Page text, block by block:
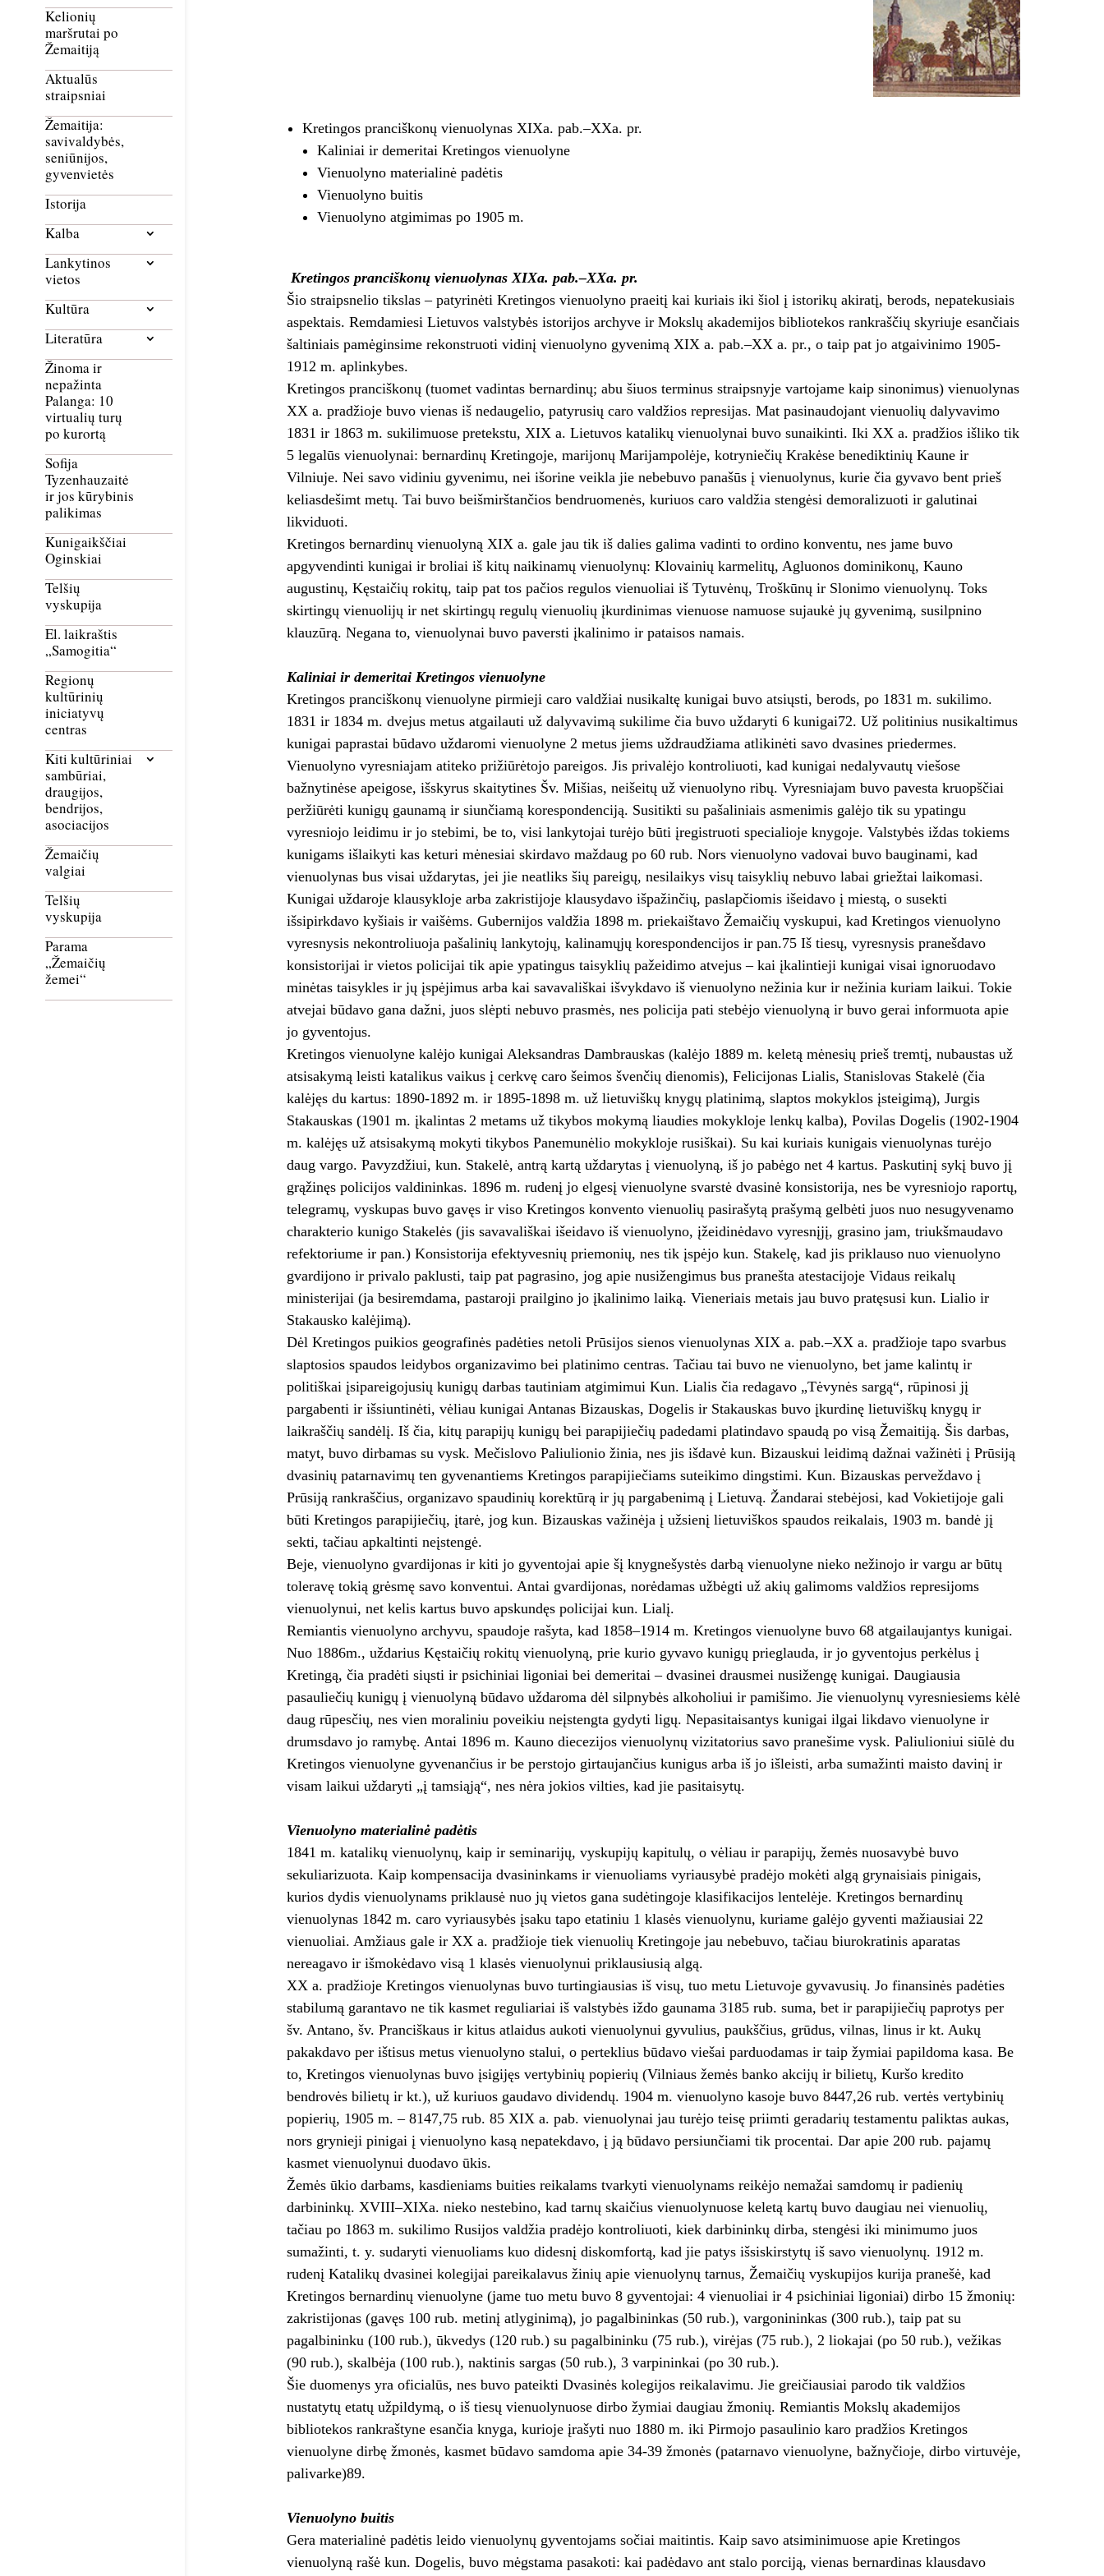
Kelionių
maršrutai po
Žemaitiją
Aktualūs
straipsniai
Žemaitija:
savivaldybės,
seniūnijos,
gyvenvietės
Istorija
Kalba
Lankytinos
vietos
Kultūra
Literatūra
Žinoma ir
nepažinta
Palanga: 10
virtualių turų
po kurortą
Sofija
Tyzenhauzaitė
ir jos kūrybinis
palikimas
Kunigaikščiai
Oginskiai
Telšių
vyskupija
El. laikraštis
„Samogitia“
Regionų
kultūrinių
iniciatyvų
centras
Kiti kultūriniai
sambūriai,
draugijos,
bendrijos,
asociacijos
Žemaičių
valgiai
Telšių
vyskupija
Parama
„Žemaičių
žemei“
Kretingos pranciškonų vienuolynas XIXa. pab.–XXa. pr.
Kaliniai ir demeritai Kretingos vienuolyne
Vienuolyno materialinė padėtis
Vienuolyno buitis
Vienuolyno atgimimas po 1905 m.
Kretingos pranciškonų vienuolynas XIXa. pab.–XXa. pr.
Šio straipsnelio tikslas – patyrinėti Kretingos vienuolyno praeitį kai kuriais iki šiol į istorikų akiratį, berods, nepatekusiais
aspektais. Remdamiesi Lietuvos valstybės istorijos archyve ir Mokslų akademijos bibliotekos rankraščių skyriuje esančiais
šaltiniais pamėginsime rekonstruoti vidinį vienuolyno gyvenimą XIX a. pab.–XX a. pr., o taip pat jo atgaivinimo 1905-
1912 m. aplinkybes.
Kretingos pranciškonų (tuomet vadintas bernardinų; abu šiuos terminus straipsnyje vartojame kaip sinonimus) vienuolynas
XX a. pradžioje buvo vienas iš nedaugelio, patyrusių caro valdžios represijas. Mat pasinaudojant vienuolių dalyvavimo
1831 ir 1863 m. sukilimuose pretekstu, XIX a. Lietuvos katalikų vienuolynai buvo sunaikinti. Iki XX a. pradžios išliko tik
5 legalūs vienuolynai: bernardinų Kretingoje, marijonų Marijampolėje, kotryniečių Krakėse benediktinių Kaune ir
Vilniuje. Nei savo vidiniu gyvenimu, nei išorine veikla jie nebebuvo panašūs į vienuolynus, kurie čia gyvavo bent prieš
keliasdešimt metų. Tai buvo beišmirštančios bendruomenės, kuriuos caro valdžia stengėsi demoralizuoti ir galutinai
likviduoti.
Kretingos bernardinų vienuolyną XIX a. gale jau tik iš dalies galima vadinti to ordino konventu, nes jame buvo
apgyvendinti kunigai ir broliai iš kitų naikinamų vienuolynų: Klovainių karmelitų, Agluonos dominikonų, Kauno
augustinų, Kęstaičių rokitų, taip pat tos pačios regulos vienuoliai iš Tytuvėnų, Troškūnų ir Slonimo vienuolynų. Toks
skirtingų vienuolijų ir net skirtingų regulų vienuolių įkurdinimas vienuose namuose sujaukė jų gyvenimą, susilpnino
klauzūrą. Negana to, vienuolynai buvo paversti įkalinimo ir pataisos namais.
Kaliniai ir demeritai Kretingos vienuolyne
Kretingos pranciškonų vienuolyne pirmieji caro valdžiai nusikaltę kunigai buvo atsiųsti, berods, po 1831 m. sukilimo.
1831 ir 1834 m. dvejus metus atgailauti už dalyvavimą sukilime čia buvo uždaryti 6 kunigai72. Už politinius nusikaltimus
kunigai paprastai būdavo uždaromi vienuolyne 2 metus jiems uždraudžiama atlikinėti savo dvasines priedermes.
Vienuolyno vyresniajam atiteko prižiūrėtojo pareigos. Jis privalėjo kontroliuoti, kad kunigai nedalyvautų viešose
bažnytinėse apeigose, išskyrus skaitytines Šv. Mišias, neišeitų už vienuolyno ribų. Vyresniajam buvo pavesta kruopščiai
peržiūrėti kunigų gaunamą ir siunčiamą korespondenciją. Susitikti su pašaliniais asmenimis galėjo tik su ypatingu
vyresniojo leidimu ir jo stebimi, be to, visi lankytojai turėjo būti įregistruoti specialioje knygoje. Valstybės iždas tokiems
kunigams išlaikyti kas keturi mėnesiai skirdavo maždaug po 60 rub. Nors vienuolyno vadovai buvo bauginami, kad
vienuolynas bus visai uždarytas, jei jie neatliks šių pareigų, nesilaikys visų taisyklių nebuvo labai griežtai laikomasi.
Kunigai uždaroje klausykloje arba zakristijoje klausydavo išpažinčių, paslapčiomis išeidavo į miestą, o susekti
išsipirkdavo kyšiais ir vaišėms. Gubernijos valdžia 1898 m. priekaištavo Žemaičių vyskupui, kad Kretingos vienuolyno
vyresnysis nekontroliuoja pašalinių lankytojų, kalinamųjų korespondencijos ir pan.75 Iš tiesų, vyresnysis pranešdavo
konsistorijai ir vietos policijai tik apie ypatingus taisyklių pažeidimo atvejus – kai įkalintieji kunigai visai ignoruodavo
minėtas taisykles ir jų įspėjimus arba kai savavališkai išvykdavo iš vienuolyno nežinia kur ir nežinia kuriam laikui. Tokie
atvejai būdavo gana dažni, juos slėpti nebuvo prasmės, nes policija pati stebėjo vienuolyną ir buvo gerai informuota apie
jo gyventojus.
Kretingos vienuolyne kalėjo kunigai Aleksandras Dambrauskas (kalėjo 1889 m. keletą mėnesių prieš tremtį, nubaustas už
atsisakymą leisti katalikus vaikus į cerkvę caro šeimos švenčių dienomis), Felicijonas Lialis, Stanislovas Stakelė (čia
kalėjęs du kartus: 1890-1892 m. ir 1895-1898 m. už lietuviškų knygų platinimą, slaptos mokyklos įsteigimą), Jurgis
Stakauskas (1901 m. įkalintas 2 metams už tikybos mokymą liaudies mokykloje lenkų kalba), Povilas Dogelis (1902-1904
m. kalėjęs už atsisakymą mokyti tikybos Panemunėlio mokykloje rusiškai). Su kai kuriais kunigais vienuolynas turėjo
daug vargo. Pavyzdžiui, kun. Stakelė, antrą kartą uždarytas į vienuolyną, iš jo pabėgo net 4 kartus. Paskutinį sykį buvo jį
grąžinęs policijos valdininkas. 1896 m. rudenį jo elgesį vienuolyne svarstė dvasinė konsistorija, nes be vyresniojo raportų,
telegramų, vyskupas buvo gavęs ir viso Kretingos konvento vienuolių pasirašytą prašymą gelbėti juos nuo nesugyvenamo
charakterio kunigo Stakelės (jis savavališkai išeidavo iš vienuolyno, įžeidinėdavo vyresnįjį, grasino jam, triukšmaudavo
refektoriume ir pan.) Konsistorija efektyvesnių priemonių, nes tik įspėjo kun. Stakelę, kad jis priklauso nuo vienuolyno
gvardijono ir privalo paklusti, taip pat pagrasino, jog apie nusižengimus bus pranešta atestacijoje Vidaus reikalų
ministerijai (ja besiremdama, pastaroji prailgino jo įkalinimo laiką. Vieneriais metais jau buvo pratęsusi kun. Lialio ir
Stakausko kalėjimą).
Dėl Kretingos puikios geografinės padėties netoli Prūsijos sienos vienuolynas XIX a. pab.–XX a. pradžioje tapo svarbus
slaptosios spaudos leidybos organizavimo bei platinimo centras. Tačiau tai buvo ne vienuolyno, bet jame kalintų ir
politiškai įsipareigojusių kunigų darbas tautiniam atgimimui Kun. Lialis čia redagavo „Tėvynės sargą“, rūpinosi jį
pargabenti ir išsiuntinėti, vėliau kunigai Antanas Bizauskas, Dogelis ir Stakauskas buvo įkurdinę lietuviškų knygų ir
laikraščių sandėlį. Iš čia, kitų parapijų kunigų bei parapijiečių padedami platindavo spaudą po visą Žemaitiją. Šis darbas,
matyt, buvo dirbamas su vysk. Mečislovo Paliulionio žinia, nes jis išdavė kun. Bizauskui leidimą dažnai važinėti į Prūsiją
dvasinių patarnavimų ten gyvenantiems Kretingos parapijiečiams suteikimo dingstimi. Kun. Bizauskas perveždavo į
Prūsiją rankraščius, organizavo spaudinių korektūrą ir jų pargabenimą į Lietuvą. Žandarai stebėjosi, kad Vokietijoje gali
būti Kretingos parapijiečių, įtarė, jog kun. Bizauskas važinėja į užsienį lietuviškos spaudos reikalais, 1903 m. bandė jį
sekti, tačiau apkaltinti neįstengė.
Beje, vienuolyno gvardijonas ir kiti jo gyventojai apie šį knygnešystės darbą vienuolyne nieko nežinojo ir vargu ar būtų
toleravę tokią grėsmę savo konventui. Antai gvardijonas, norėdamas užbėgti už akių galimoms valdžios represijoms
vienuolynui, net kelis kartus buvo apskundęs policijai kun. Lialį.
Remiantis vienuolyno archyvu, spaudoje rašyta, kad 1858–1914 m. Kretingos vienuolyne buvo 68 atgailaujantys kunigai.
Nuo 1886m., uždarius Kęstaičių rokitų vienuolyną, prie kurio gyvavo kunigų prieglauda, ir jo gyventojus perkėlus į
Kretingą, čia pradėti siųsti ir psichiniai ligoniai bei demeritai – dvasinei drausmei nusižengę kunigai. Daugiausia
pasauliečių kunigų į vienuolyną būdavo uždaroma dėl silpnybės alkoholiui ir pamišimo. Jie vienuolynų vyresniesiems kėlė
daug rūpesčių, nes vien moraliniu poveikiu neįstengta gydyti ligų. Nepasitaisantys kunigai ilgai likdavo vienuolyne ir
drumsdavo jo ramybę. Antai 1896 m. Kauno diecezijos vienuolynų vizitatorius savo pranešime vysk. Paliulioniui siūlė du
Kretingos vienuolyne gyvenančius ir be perstojo girtaujančius kunigus arba iš jo išleisti, arba sumažinti maisto davinį ir
visam laikui uždaryti „į tamsiąją“, nes nėra jokios vilties, kad jie pasitaisytų.
Vienuolyno materialinė padėtis
1841 m. katalikų vienuolynų, kaip ir seminarijų, vyskupijų kapitulų, o vėliau ir parapijų, žemės nuosavybė buvo
sekuliarizuota. Kaip kompensacija dvasininkams ir vienuoliams vyriausybė pradėjo mokėti algą grynaisiais pinigais,
kurios dydis vienuolynams priklausė nuo jų vietos gana sudėtingoje klasifikacijos lentelėje. Kretingos bernardinų
vienuolynas 1842 m. caro vyriausybės įsaku tapo etatiniu 1 klasės vienuolynu, kuriame galėjo gyventi mažiausiai 22
vienuoliai. Amžiaus gale ir XX a. pradžioje tiek vienuolių Kretingoje jau nebebuvo, tačiau biurokratinis aparatas
nereagavo ir išmokėdavo visą 1 klasės vienuolynui priklausiusią algą.
XX a. pradžioje Kretingos vienuolynas buvo turtingiausias iš visų, tuo metu Lietuvoje gyvavusių. Jo finansinės padėties
stabilumą garantavo ne tik kasmet reguliariai iš valstybės iždo gaunama 3185 rub. suma, bet ir parapijiečių paprotys per
šv. Antano, šv. Pranciškaus ir kitus atlaidus aukoti vienuolynui gyvulius, paukščius, grūdus, vilnas, linus ir kt. Aukų
pakakdavo per ištisus metus vienuolyno stalui, o perteklius būdavo viešai parduodamas ir taip žymiai papildoma kasa. Be
to, Kretingos vienuolynas buvo įsigijęs vertybinių popierių (Vilniaus žemės banko akcijų ir bilietų, Kuršo kredito
bendrovės bilietų ir kt.), už kuriuos gaudavo dividendų. 1904 m. vienuolyno kasoje buvo 8447,26 rub. vertės vertybinių
popierių, 1905 m. – 8147,75 rub. 85 XIX a. pab. vienuolynai jau turėjo teisę priimti geradarių testamentu paliktas aukas,
nors grynieji pinigai į vienuolyno kasą nepatekdavo, į ją būdavo persiunčiami tik procentai. Dar apie 200 rub. pajamų
kasmet vienuolynui duodavo ūkis.
Žemės ūkio darbams, kasdieniams buities reikalams tvarkyti vienuolynams reikėjo nemažai samdomų ir padienių
darbininkų. XVIII–XIXa. nieko nestebino, kad tarnų skaičius vienuolynuose keletą kartų buvo daugiau nei vienuolių,
tačiau po 1863 m. sukilimo Rusijos valdžia pradėjo kontroliuoti, kiek darbininkų dirba, stengėsi iki minimumo juos
sumažinti, t. y. sudaryti vienuoliams kuo didesnį diskomfortą, kad jie patys išsiskirstytų iš savo vienuolynų. 1912 m.
rudenį Katalikų dvasinei kolegijai pareikalavus žinių apie vienuolynų tarnus, Žemaičių vyskupijos kurija pranešė, kad
Kretingos bernardinų vienuolyne (jame tuo metu buvo 8 gyventojai: 4 vienuoliai ir 4 psichiniai ligoniai) dirbo 15 žmonių:
zakristijonas (gavęs 100 rub. metinį atlyginimą), jo pagalbininkas (50 rub.), vargonininkas (300 rub.), taip pat su
pagalbininku (100 rub.), ūkvedys (120 rub.) su pagalbininku (75 rub.), virėjas (75 rub.), 2 liokajai (po 50 rub.), vežikas
(90 rub.), skalbėja (100 rub.), naktinis sargas (50 rub.), 3 varpininkai (po 30 rub.).
Šie duomenys yra oficialūs, nes buvo pateikti Dvasinės kolegijos reikalavimu. Jie greičiausiai parodo tik valdžios
nustatytų etatų užpildymą, o iš tiesų vienuolynuose dirbo žymiai daugiau žmonių. Remiantis Mokslų akademijos
bibliotekos rankraštyne esančia knyga, kurioje įrašyti nuo 1880 m. iki Pirmojo pasaulinio karo pradžios Kretingos
vienuolyne dirbę žmonės, kasmet būdavo samdoma apie 34-39 žmonės (patarnavo vienuolyne, bažnyčioje, dirbo virtuvėje,
palivarke)89.
Vienuolyno buitis
Gera materialinė padėtis leido vienuolynų gyventojams sočiai maitintis. Kaip savo atsiminimuose apie Kretingos
vienuolyną rašė kun. Dogelis, buvo mėgstama pasakoti: kai padėdavo ant stalo porciją, vienas bernardinas klausdavo